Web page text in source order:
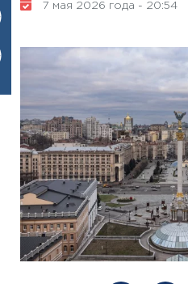
7 мая 2026 года - 20:54